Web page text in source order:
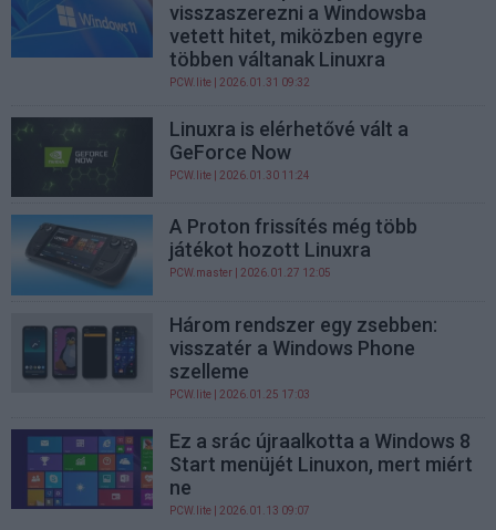
visszaszerezni a Windowsba
vetett hitet, miközben egyre
többen váltanak Linuxra
PCW.lite | 2026.01.31 09:32
Linuxra is elérhetővé vált a
GeForce Now
PCW.lite | 2026.01.30 11:24
A Proton frissítés még több
játékot hozott Linuxra
PCW.master | 2026.01.27 12:05
Három rendszer egy zsebben:
visszatér a Windows Phone
szelleme
PCW.lite | 2026.01.25 17:03
Ez a srác újraalkotta a Windows 8
Start menüjét Linuxon, mert miért
ne
PCW.lite | 2026.01.13 09:07